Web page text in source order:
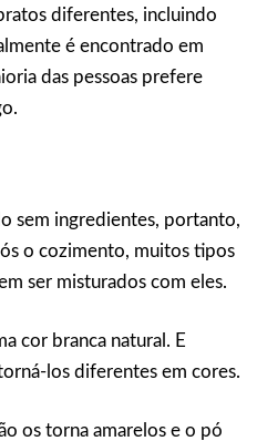
diferentes, incluindo
é encontrado em
das pessoas prefere
sem ingredientes, portanto,
o cozimento, muitos tipos
ser misturados com eles.
cor branca natural. E
los diferentes em cores.
os torna amarelos e o pó